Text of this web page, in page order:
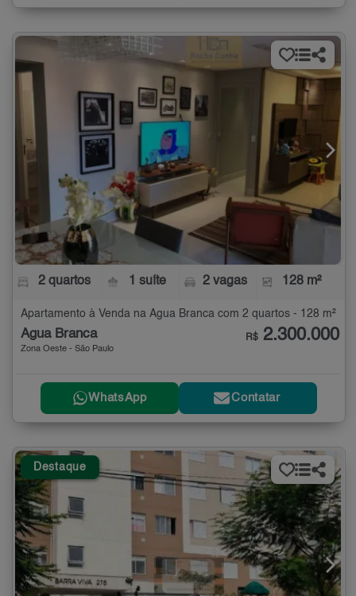
2 quartos 1 suíte 2 vagas 128 m²
Apartamento à Venda na Água Branca com 2 quartos - 128 m²
Água Branca
Zona Oeste - São Paulo
R$ 2.300.000
WhatsApp Contatar
Destaque